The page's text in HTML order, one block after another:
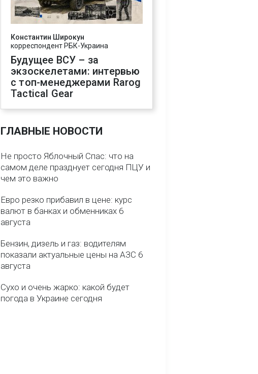
Константин Широкун
корреспондент РБК-Украина
Будущее ВСУ – за
экзоскелетами: интервью
с топ-менеджерами Rarog
Tactical Gear
ГЛАВНЫЕ НОВОСТИ
Не просто Яблочный Спас: что на
самом деле празднует сегодня ПЦУ и
чем это важно
Евро резко прибавил в цене: курс
валют в банках и обменниках 6
августа
Бензин, дизель и газ: водителям
показали актуальные цены на АЗС 6
августа
Сухо и очень жарко: какой будет
погода в Украине сегодня